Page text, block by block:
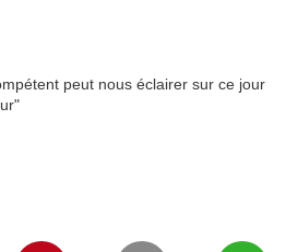
peut nous éclairer sur ce jour